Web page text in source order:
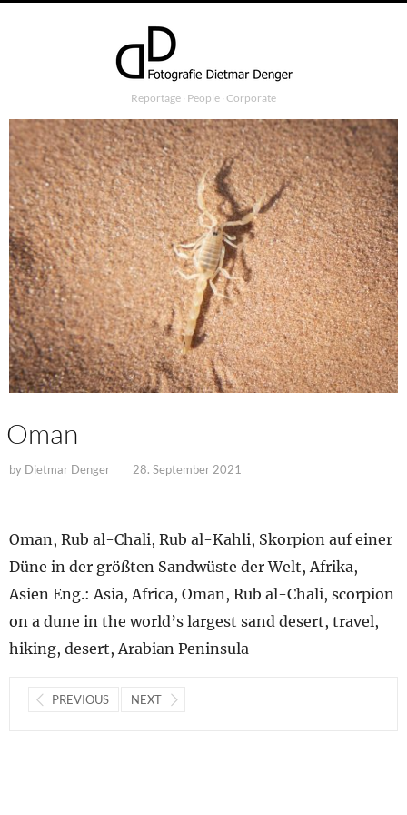
Reportage ∙ People ∙ Corporate
Oman
by Dietmar Denger 28. September 2021
Oman, Rub al-Chali, Rub al-Kahli, Skorpion auf einer
Düne in der größten Sandwüste der Welt, Afrika,
Asien Eng.: Asia, Africa, Oman, Rub al-Chali, scorpion
on a dune in the world’s largest sand desert, travel,
hiking, desert, Arabian Peninsula
PREVIOUS NEXT